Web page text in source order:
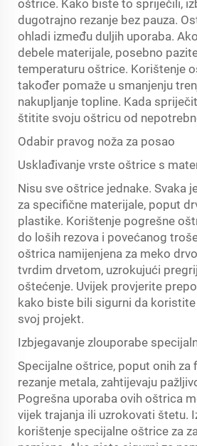
oštrice. Kako biste to spriječili,
dugotrajno rezanje bez pauza.
ohladi između duljih uporaba.
debele materijale, posebno
temperaturu oštrice. Korištenje
također pomaže u smanjenju
nakupljanje topline. Kada
štitite svoju oštricu od
Odabir pravog noža za posao
Usklađivanje vrste oštrice s
Nisu sve oštrice jednake. Svaka
za specifične materijale, poput
plastike. Korištenje pogrešne
do loših rezova i povećanog
oštrica namijenjena za meko
tvrdim drvetom, uzrokujući
oštećenje. Uvijek provjerite
kako biste bili sigurni da
svoj projekt.
Izbjegavanje zlouporabe
Specijalne oštrice, poput onih za
rezanje metala, zahtijevaju
Pogrešna uporaba ovih oštrica
vijek trajanja ili uzrokovati štetu.
korištenje specijalne oštrice za